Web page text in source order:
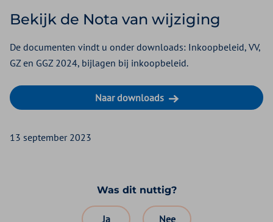
Bekijk de Nota van wijziging
De documenten vindt u onder downloads: Inkoopbeleid, VV,
GZ en GGZ 2024, bijlagen bij inkoopbeleid.
Naar downloads
13 september 2023
Was dit nuttig?
Ja Nee